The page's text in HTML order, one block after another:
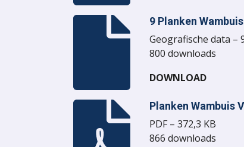
9 Planken
Geografische data –
800 downloads
DOWNLOAD
Planken Wambuis
PDF – 372,3 KB
866 downloads